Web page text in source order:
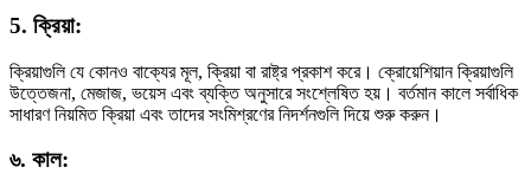
5. ক্রিয়া:
ক্রিয়াগুলি যে কোনও বাক্যের মূল, ক্রিয়া বা রাষ্ট্র প্রকাশ করে। ক্রোয়েশিয়ান ক্রিয়াগুলি
উত্তেজনা, মেজাজ, ভয়েস এবং ব্যক্তি অনুসারে সংশ্লেষিত হয়। বর্তমান কালে সর্বাধিক
সাধারণ নিয়মিত ক্রিয়া এবং তাদের সংমিশ্রণের নিদর্শনগুলি দিয়ে শুরু করুন।
৬. কাল: